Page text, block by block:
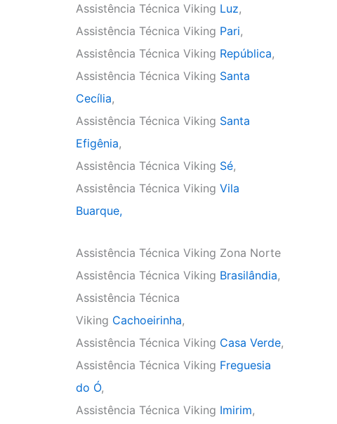
Assistência Técnica Viking Luz,
Assistência Técnica Viking Pari,
Assistência Técnica Viking República,
Assistência Técnica Viking Santa
Cecília,
Assistência Técnica Viking Santa
Efigênia,
Assistência Técnica Viking Sé,
Assistência Técnica Viking Vila
Buarque,
Assistência Técnica Viking Zona Norte
Assistência Técnica Viking Brasilândia,
Assistência Técnica
Viking Cachoeirinha,
Assistência Técnica Viking Casa Verde,
Assistência Técnica Viking Freguesia
do Ó,
Assistência Técnica Viking Imirim,